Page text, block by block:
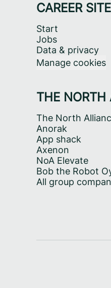
CAREER SITE
Start
Jobs
Data & privacy
Manage cookies
THE NORTH
The North
Anorak
App shack
Axenon
NoA Elevate
Bob the Robot
All group